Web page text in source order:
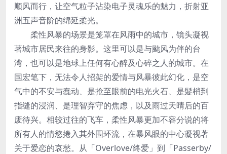
顺风而行，让空气粒子沾染电子灵魂乐的魅力，折射亚
洲五声音阶的绵延柔光。
柔性风暴的场景是笼罩在风雨中的城市，镜头凝视
著城市居民来往的身影。这里可以是与颱风为伴的台
湾，也可以是地球上任何有心醉及心碎之人的城市。在
国宏笔下，无法令人招架的爱情与风暴彼此幻化，是空
气中的不安与蠢动、是抢至眼前的电光火石、是髮梢到
指缝的浸润、是理智弃守的焦虑，以及雨过天晴后的百
废待兴。相较过往的飞车，柔性风暴更加不容分说的将
所有人的情慾捲入其外围环流，在暴风眼的中心凝视著
关于爱恋的哀愁。从「Overlove/终爱」到「Passerby/